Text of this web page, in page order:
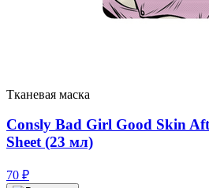
Тканевая маска
Consly Bad Girl Good Skin
Sheet (23 мл)
70 ₽